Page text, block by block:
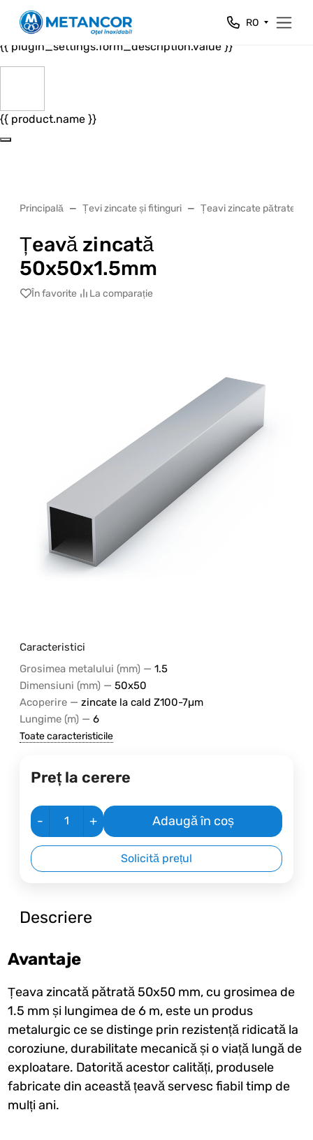
Close
{{ plugin_settings.form_header.value }}
{{ plugin_settings.form_description.value }}
{{ product.name }}
RO
Principală Țevi zincate și fitinguri Țeavi zincate pătrate
Țeavă zincată
50x50x1.5mm
În favorite La comparație
Caracteristici
Grosimea metalului (mm) — 1.5
Dimensiuni (mm) — 50x50
Acoperire — zincate la cald Z100-7µm
Lungime (m) — 6
Toate caracteristicile
Preț la cerere
- + Adaugă în coș
Solicită prețul
Descriere
Avantaje
Țeava zincată pătrată 50x50 mm, cu grosimea de
1.5 mm și lungimea de 6 m, este un produs
metalurgic ce se distinge prin rezistență ridicată la
coroziune, durabilitate mecanică și o viață lungă de
exploatare. Datorită acestor calități, produsele
fabricate din această țeavă servesc fiabil timp de
mulți ani.